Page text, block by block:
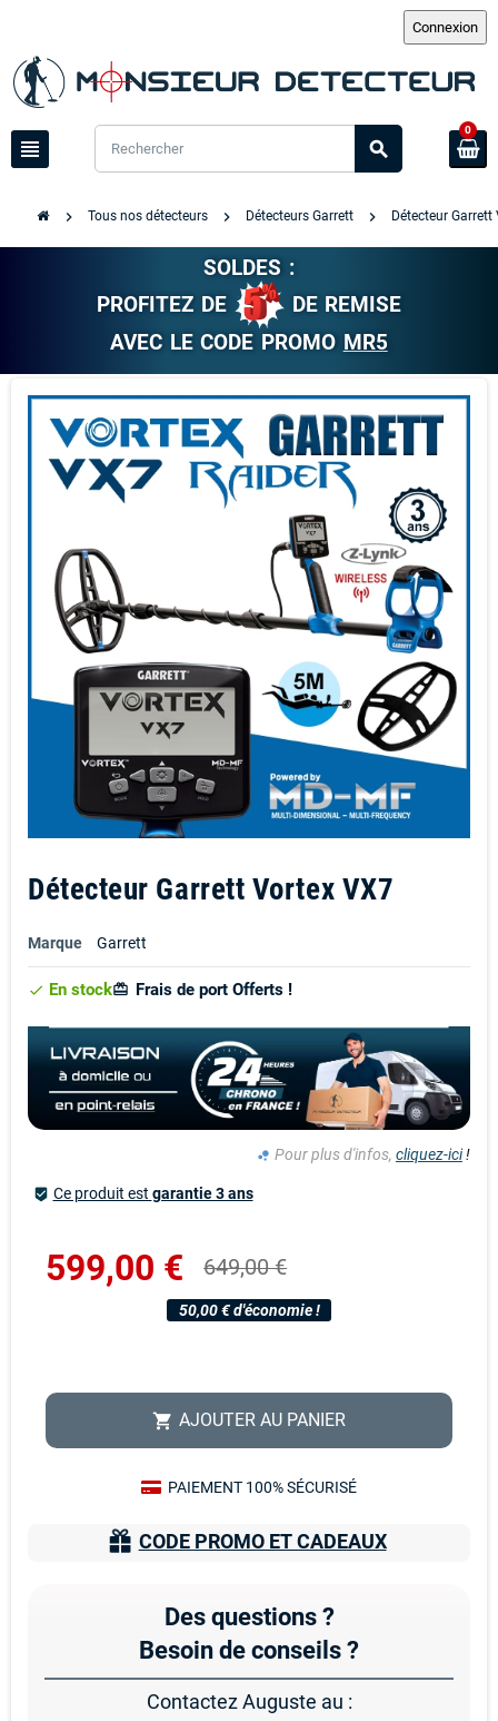
view_headline search
0
chevron_right Tous nos détecteurs chevron_right Détecteurs Garrett chevron_right Détecteur
SOLDES :
PROFITEZ DE
DE REMISE
AVEC LE CODE PROMO MR5
Détecteur Garrett Vortex VX7
Marque Garrett
check En stockcard_giftcard Frais de port Offerts !
bubble_chart Pour plus d'infos, cliquez-ici!
beenhere Ce produit est garantie 3 ans
599,00 € 649,00 €
50,00 € d'économie !
shopping_cart AJOUTER AU PANIER
PAIEMENT 100% SÉCURISÉ
CODE PROMO ET CADEAUX
Des questions ?
Besoin de conseils ?
Contactez Auguste au :